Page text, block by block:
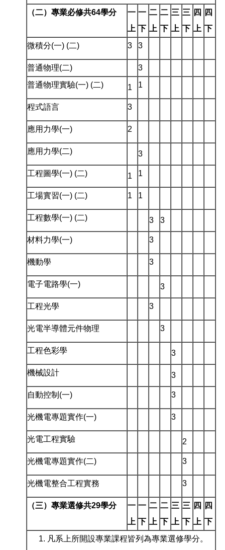
（二）專業必修共64學分
一
上
一
下
二
上
二
下
三
上
三
下
四
上
四
下
微積分(一) (二)
3 3
普通物理(二)
3
普通物理實驗(一) (二)
1 1
程式語言 3
應用力學(一) 2
應用力學(二) 3
工程圖學(一) (二) 1 1
工場實習(一) (二) 1 1
工程數學(一) (二) 3 3
材料力學(一) 3
機動學 3
電子電路學(一) 3
工程光學 3
光電半導體元件物理 3
工程色彩學 3
機械設計 3
自動控制(一) 3
光機電專題實作(一) 3
光電工程實驗 2
光機電專題實作(二) 3
光機電整合工程實務 3
（三）專業選修共29學分
一
上
一
下
二
上
二
下
三
上
三
下
四
上
四
下
凡系上所開設專業課程皆列為專業選修學分。